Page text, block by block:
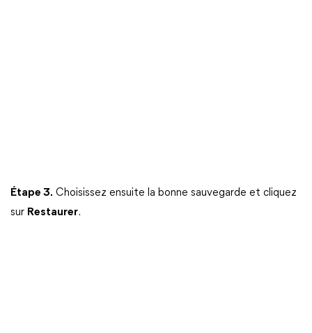
Étape 3. Choisissez ensuite la bonne sauvegarde et cliquez
sur Restaurer.